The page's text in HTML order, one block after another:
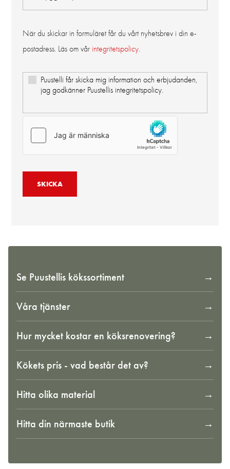
När du skickar in formuläret får du vårt nyhetsbrev i din e-
postadress. Läs om vår integritetspolicy.
Puustelli får skicka mig information och erbjudanden,
jag godkänner Puustellis integritetspolicy.
Se Puustellis kökssortiment
Våra tjänster
Hur mycket kostar en köksrenovering?
Kökets pris - vad består det av?
Hitta olika material
Hitta din närmaste butik